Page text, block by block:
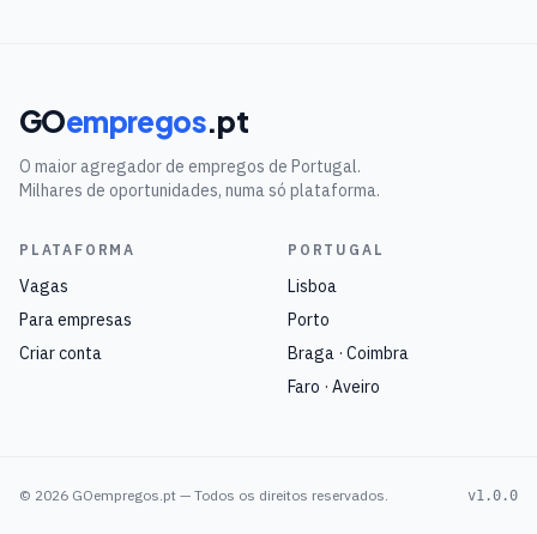
GOempregos.pt
O maior agregador de empregos de Portugal.
Milhares de oportunidades, numa só plataforma.
PLATAFORMA
Vagas
Para empresas
Criar conta
PORTUGAL
Lisboa
Porto
Braga · Coimbra
Faro · Aveiro
© 2026 GOempregos.pt — Todos os direitos reservados. v1.0.0